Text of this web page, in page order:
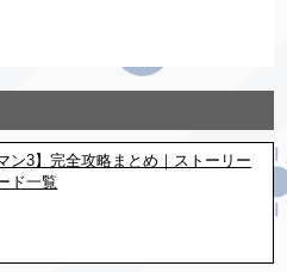
ン3】完全攻略まとめ｜ストーリー
ド一覧